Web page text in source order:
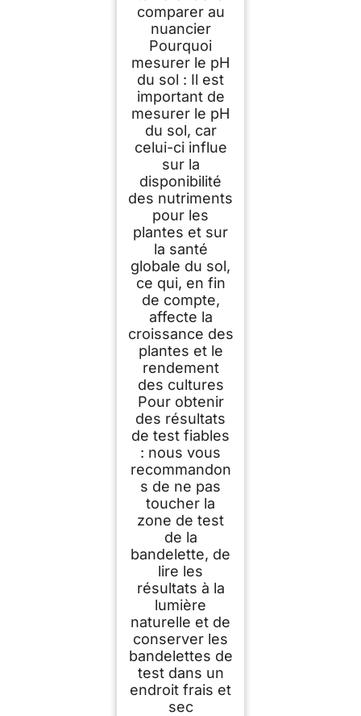
comparer au
nuancier
Pourquoi
mesurer le pH
du sol : Il est
important de
mesurer le pH
du sol, car
celui-ci influe
sur la
disponibilité
des nutriments
pour les
plantes et sur
la santé
globale du sol,
ce qui, en fin
de compte,
affecte la
croissance des
plantes et le
rendement
des cultures
Pour obtenir
des résultats
de test fiables
: nous vous
recommandon
s de ne pas
toucher la
zone de test
de la
bandelette, de
lire les
résultats à la
lumière
naturelle et de
conserver les
bandelettes de
test dans un
endroit frais et
sec